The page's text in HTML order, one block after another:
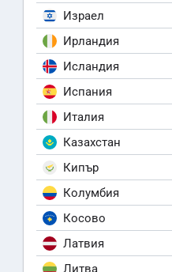
Израел
Ирландия
Исландия
Испания
Италия
Казахстан
Кипър
Колумбия
Косово
Латвия
Литва